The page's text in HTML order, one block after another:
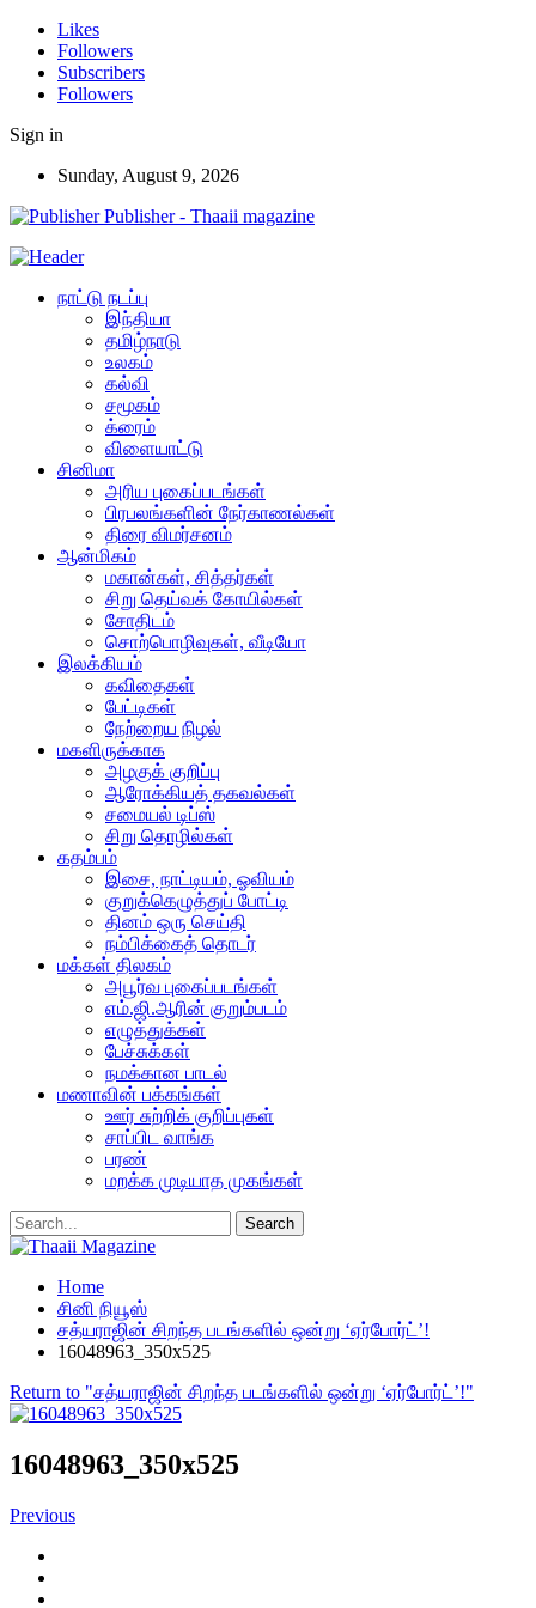
Likes
Followers
Subscribers
Followers
Sign in
Sunday, August 9, 2026
Publisher - Thaaii magazine
நாட்டு நடப்பு
இந்தியா
தமிழ்நாடு
உலகம்
கல்வி
சமூகம்
க்ரைம்
விளையாட்டு
சினிமா
அரிய புகைப்படங்கள்
பிரபலங்களின் நேர்காணல்கள்
திரை விமர்சனம்
ஆன்மிகம்
மகான்கள், சித்தர்கள்
சிறு தெய்வக் கோயில்கள்
சோதிடம்
சொற்பொழிவுகள், வீடியோ
இலக்கியம்
கவிதைகள்
பேட்டிகள்
நேற்றைய நிழல்
மகளிருக்காக
அழகுக் குறிப்பு
ஆரோக்கியத் தகவல்கள்
சமையல் டிப்ஸ்
சிறு தொழில்கள்
கதம்பம்
இசை, நாட்டியம், ஓவியம்
குறுக்கெழுத்துப் போட்டி
தினம் ஒரு செய்தி
நம்பிக்கைத் தொடர்
மக்கள் திலகம்
அபூர்வ புகைப்படங்கள்
எம்.ஜி.ஆரின் குறும்படம்
எழுத்துக்கள்
பேச்சுக்கள்
நமக்கான பாடல்
மணாவின் பக்கங்கள்
ஊர் சுற்றிக் குறிப்புகள்
சாப்பிட வாங்க
பரண்
மறக்க முடியாத முகங்கள்
Home
சினி நியூஸ்
சத்யராஜின் சிறந்த படங்களில் ஒன்று ‘ஏர்போர்ட்’!
16048963_350x525
Return to "சத்யராஜின் சிறந்த படங்களில் ஒன்று ‘ஏர்போர்ட்’!"
16048963_350x525
Previous